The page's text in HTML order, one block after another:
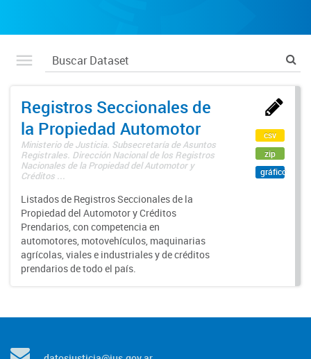
Registros Seccionales de
la Propiedad Automotor
Ministerio de Justicia. Subsecretaría de Asuntos
Registrales. Dirección Nacional de los Registros
Nacionales de la Propiedad del Automotor y
Créditos ...
Listados de Registros Seccionales de la
Propiedad del Automotor y Créditos
Prendarios, con competencia en
automotores, motovehículos, maquinarias
agrícolas, viales e industriales y de créditos
prendarios de todo el país.
csv
zip
gráfico